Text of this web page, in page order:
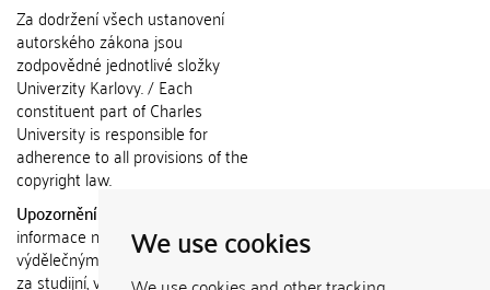
We use cookies
Za dodržení všech ustanovení
autorského zákona jsou
zodpovědné jednotlivé složky
Univerzity Karlovy. / Each
constituent part of Charles
University is responsible for
adherence to all provisions of the
copyright law.
Upozornění / Notice:
informace nemohou být použity k
výdělečným účelům nebo vydávány
za studijní, vědeckou nebo jinou